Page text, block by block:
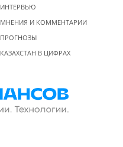
ИНТЕРВЬЮ
МНЕНИЯ И КОММЕНТАРИИ
ПРОГНОЗЫ
КАЗАХСТАН В ЦИФРАХ